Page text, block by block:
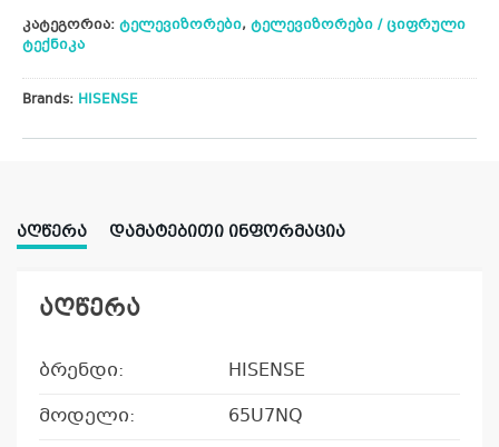
კატეგორია: ტელევიზორები, ტელევიზორები / ციფრული
ტექნიკა
Brands: HISENSE
ᲐᲦᲬᲔᲠᲐ ᲓᲐᲛᲐᲢᲔᲑᲘᲗᲘ ᲘᲜᲤᲝᲠᲛᲐᲪᲘᲐ
აღწერა
ბრენდი:
HISENSE
მოდელი:
65U7NQ